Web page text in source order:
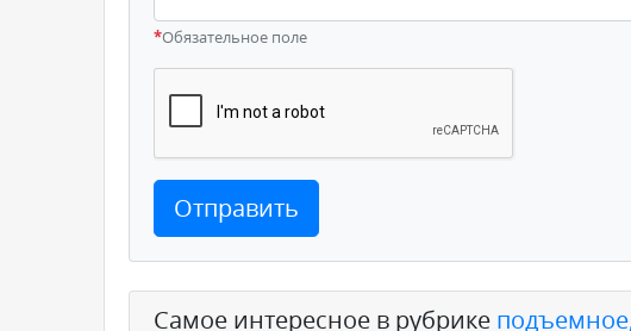
*Обязательное поле
Отправить
Самое интересное в рубрике